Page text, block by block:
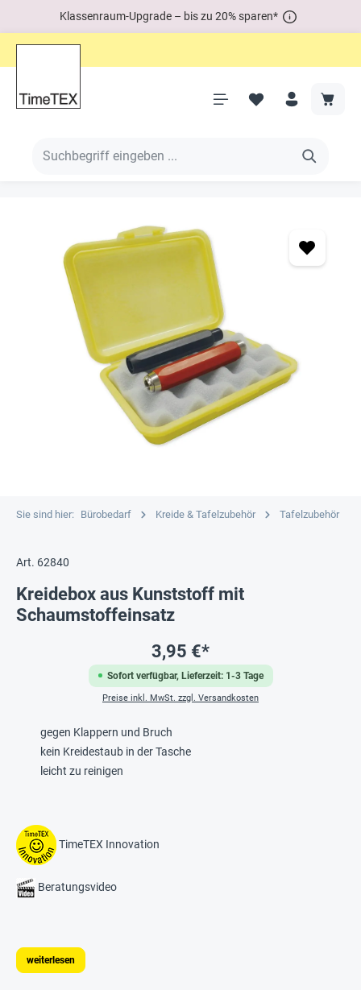
Klassenraum-Upgrade – bis zu 20% sparen*
Sie sind hier: Bürobedarf Kreide & Tafelzubehör Tafelzubehör
Art. 62840
Kreidebox aus Kunststoff mit
Schaumstoffeinsatz
Sofort verfügbar, Lieferzeit: 1-3 Tage
3,95 €*
Preise inkl. MwSt. zzgl. Versandkosten
gegen Klappern und Bruch
kein Kreidestaub in der Tasche
leicht zu reinigen
TimeTEX Innovation
Beratungsvideo
weiterlesen